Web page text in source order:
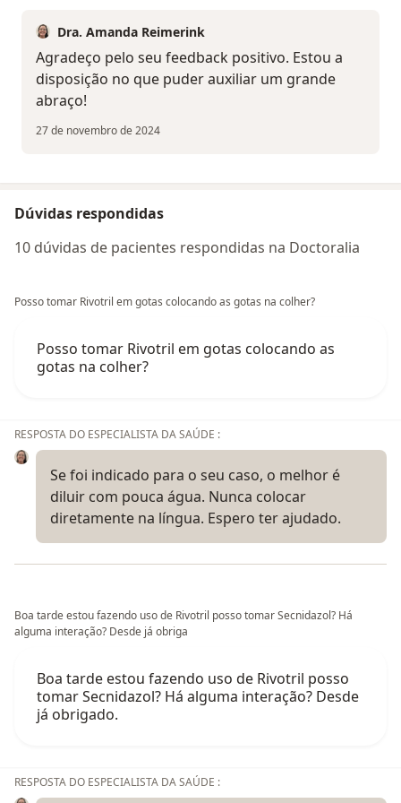
Dra. Amanda Reimerink
Agradeço pelo seu feedback positivo. Estou a
disposição no que puder auxiliar um grande
abraço!
27 de novembro de 2024
Dúvidas respondidas
10 dúvidas de pacientes respondidas na Doctoralia
Posso tomar Rivotril em gotas colocando as gotas na colher?
Posso tomar Rivotril em gotas colocando as
gotas na colher?
RESPOSTA DO ESPECIALISTA DA SAÚDE :
Se foi indicado para o seu caso, o melhor é
diluir com pouca água. Nunca colocar
diretamente na língua. Espero ter ajudado.
Boa tarde estou fazendo uso de Rivotril posso tomar Secnidazol? Há
alguma interação? Desde já obriga
Boa tarde estou fazendo uso de Rivotril posso
tomar Secnidazol? Há alguma interação? Desde
já obrigado.
RESPOSTA DO ESPECIALISTA DA SAÚDE :